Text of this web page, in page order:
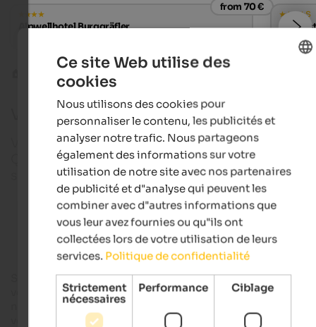
from 70 €
Alpwellhotel Burggräfler
s
Where
Pistes cyclables
Visite touristique à vélo de Bolzano
Vous souhaitez découvrir la capitale du Tyrol du
Que diriez-vous d'une autre façon de visiter la
savoir à vélo ?
Hôtels cyclistes dans le Tyrol du Sud
Si vous souhaitez découvrirBolzanopar vous-même, mais
vous ne voulez pas parcourir d'interminables kilomètres à
nous vous recommandons une visite de la ville en selle sur un
Ce site Web utilise des
cookies
Nous utilisons des cookies pour
personnaliser le contenu, les publicités et
analyser notre trafic. Nous partageons
également des informations sur votre
utilisation de notre site avec nos partenaires
de publicité et d"analyse qui peuvent les
combiner avec d"autres informations que
vous leur avez fournies ou qu"ils ont
collectées lors de votre utilisation de leurs
services. Politique de confidentialité
Strictement
nécessaires
Performance Ciblage